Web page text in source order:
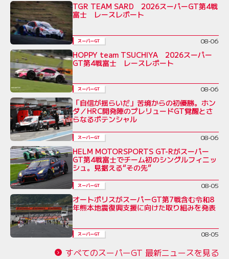
TGR TEAM SARD 2026スーパーGT第4戦
富士 レースレポート
スーパーGT 08-06
HOPPY team TSUCHIYA 2026スーパー
GT第4戦富士 レースレポート
スーパーGT 08-06
「自信が揺らいだ」苦境からの初優勝。ホン
ダ／HRC開発陣のプレリュードGT覚醒とさ
らなるポテンシャル
スーパーGT 08-06
HELM MOTORSPORTS GT-Rがスーパー
GT第4戦富士でチーム初のシングルフィニッ
シュ。見据える“その先”
スーパーGT 08-05
オートポリスがスーパーGT第7戦含む令和8
年熊本地震復興支援に向けた取り組みを発表
スーパーGT 08-05
すべてのスーパーGT 最新ニュースを見る